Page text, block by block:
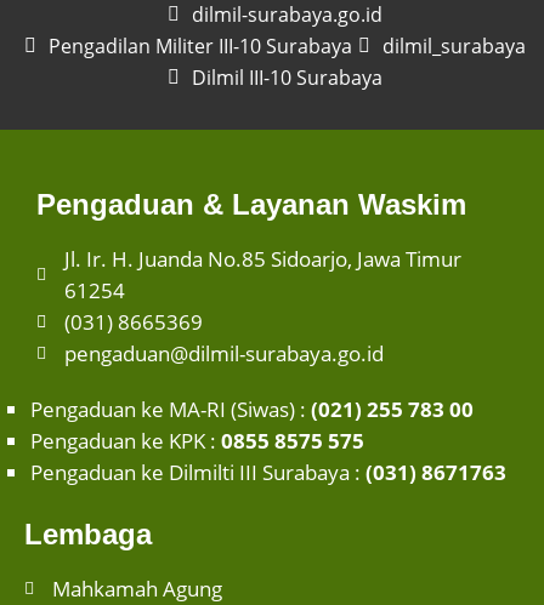
dilmil-surabaya.go.id
Pengadilan Militer III-10 Surabaya
dilmil_surabaya
Dilmil III-10 Surabaya
Pengaduan & Layanan Waskim
Jl. Ir. H. Juanda No.85 Sidoarjo, Jawa Timur
61254
(031) 8665369
pengaduan@dilmil-surabaya.go.id
Pengaduan ke MA-RI (Siwas) : (021) 255 783 00
Pengaduan ke KPK : 0855 8575 575
Pengaduan ke Dilmilti III Surabaya : (031) 8671763
Lembaga
Mahkamah Agung